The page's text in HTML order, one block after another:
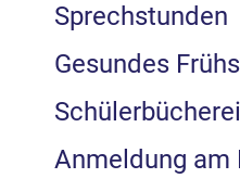
Sprechstunden
Gesundes
Schülerbücherei
Anmeldung am